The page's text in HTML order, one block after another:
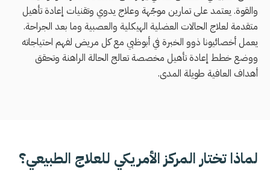
والقوة. يعتمد على تمارين موجّهة وعلاج يدوي وتقنيات إعادة تأهيل
متقدمة لعلاج الحالات العضلية الهيكلية والعصبية وما بعد الجراحة.
يعمل أخصائيونا ذوو الخبرة في أبوظبي مع كل مريض لفهم احتياجاته
ووضع خطط إعادة تأهيل مخصصة تعالج الحالة الراهنة وتحقق
أهداف العافية طويلة المدى.
لماذا تختار المركز الأمريكي للعلاج الطبيعي؟